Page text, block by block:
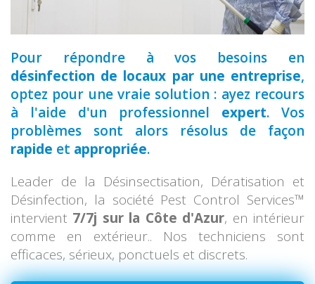
Pour répondre à vos besoins en
désinfection de locaux par une entreprise,
optez pour une vraie solution : ayez recours
à l'aide d'un professionnel expert. Vos
problèmes sont alors résolus de façon
rapide et appropriée.
Leader de la Désinsectisation, Dératisation et
Désinfection, la société Pest Control Services™
intervient 7/7j sur la Côte d'Azur, en intérieur
comme en extérieur.. Nos techniciens sont
efficaces, sérieux, ponctuels et discrets.